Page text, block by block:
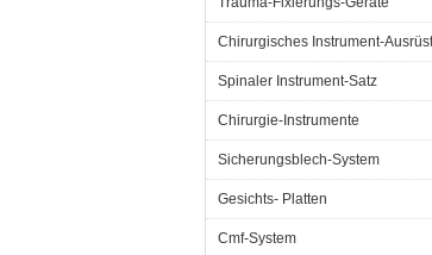
Chirurgisches Instrument-
Spinaler Instrument-Satz
Chirurgie-Instrumente
Sicherungsblech-System
Gesichts- Platten
Cmf-System